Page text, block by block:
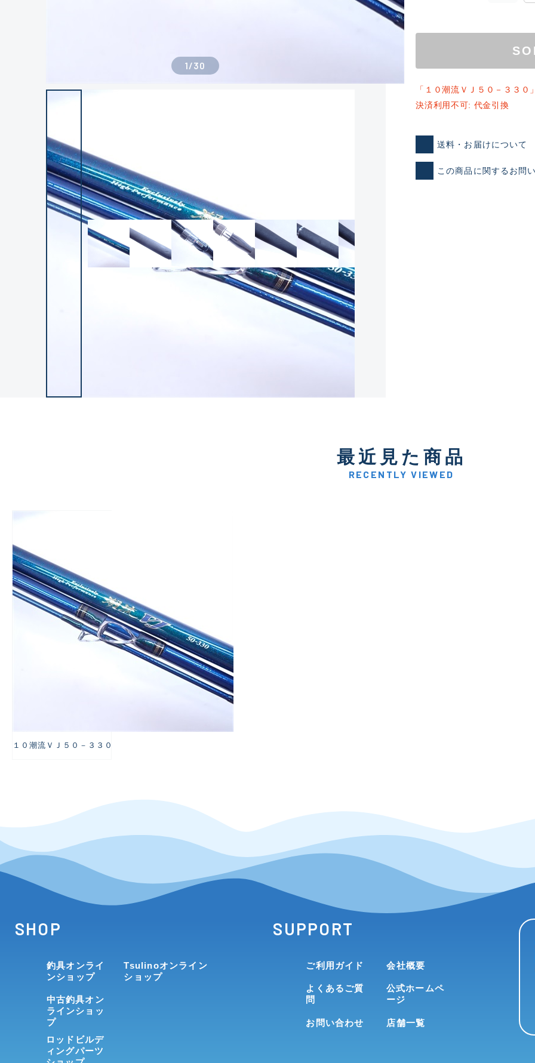
新古品（メーカー問屋から
C-
い品
1/30
「１０潮流ＶＪ５０－３３０
決済利用不可: 代金引換
送料・お届けについて
この商品に関するお問
最近見た商品
RECENTLY VIEWED
１０潮流ＶＪ５０－３３０
SHOP
釣具オンライ
ンショップ
中古釣具オン
ラインショッ
プ
ロッドビルデ
ィングパーツ
Tsulinoオンライン
ショップ
SUPPORT
ご利用ガイド
よくあるご質
問
お問い合わせ
会社概要
公式ホームペ
ージ
店舗一覧